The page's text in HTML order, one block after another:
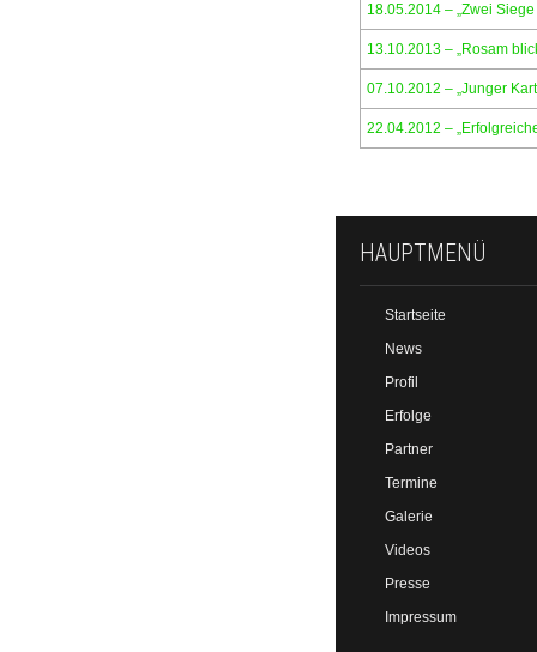
18.05.2014 – „Zwei
13.10.2013 – „Rosam
07.10.2012 – „Junger
22.04.2012 –
HAUPTMENÜ
Startseite
News
Profil
Erfolge
Partner
Termine
Galerie
Videos
Presse
Impressum